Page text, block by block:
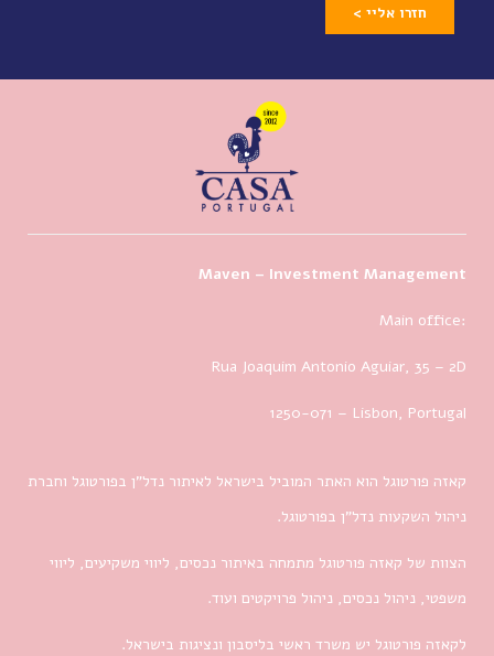
חזרו אליי >
Maven – Investment Management
Main office:
Rua Joaquim Antonio Aguiar, 35 – 2D
1250-071 – Lisbon, Portugal
קאזה פורטוגל הוא האתר המוביל בישראל לאיתור נדל”ן בפורטוגל וחברת
ניהול השקעות נדל”ן בפורטוגל.
הצוות של קאזה פורטוגל מתמחה באיתור נכסים, ליווי משקיעים, ליווי
משפטי, ניהול נכסים, ניהול פרויקטים ועוד.
לקאזה פורטוגל יש משרד ראשי בליסבון ונציגות בישראל.